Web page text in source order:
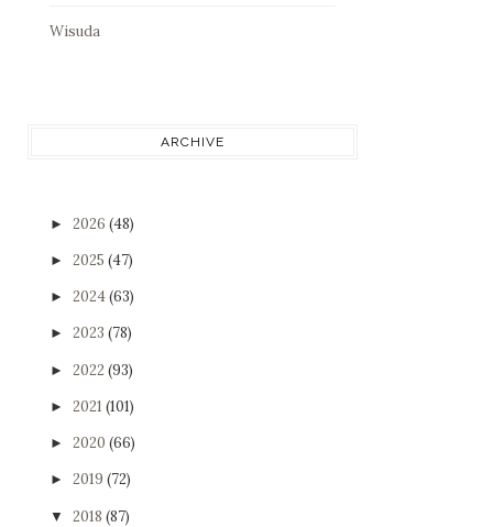
Wisuda
ARCHIVE
► 2026 (48)
► 2025 (47)
► 2024(63)
► 2023 (78)
► 2022 (93)
► 2021 (101)
► 2020 (66)
► 2019 (72)
▼ 2018 (87)